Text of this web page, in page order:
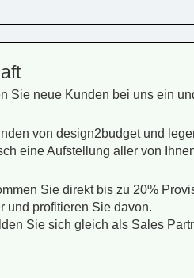
Sie neue Kunden bei uns ein
von design2budget und
eine Aufstellung aller von
Sie direkt bis zu 20%
und profitieren Sie davon.
Sie sich gleich als Sales